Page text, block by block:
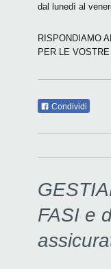
dal lunedì al
RISPONDIAMO
PER LE
Condividi
FASI e